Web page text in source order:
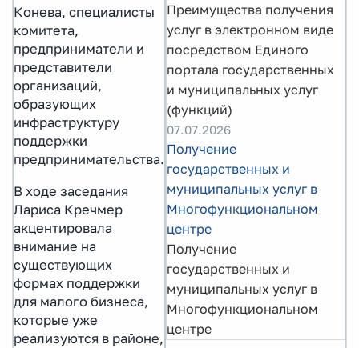
Конева, специалисты
комитета,
предприниматели и
представители
организаций,
образующих
инфраструктуру
поддержки
предпринимательства.
В ходе заседания
Лариса Кречмер
акцентировала
внимание на
существующих
формах поддержки
для малого бизнеса,
которые уже
реализуются в районе,
Преимущества получения
услуг в электронном виде
посредством Единого
портала государственных
и муниципальных услуг
(функций)
07.07.2026
Получение
государственных и
муниципальных услуг в
Многофункциональном
центре
Получение
государственных и
муниципальных услуг в
Многофункциональном
центре